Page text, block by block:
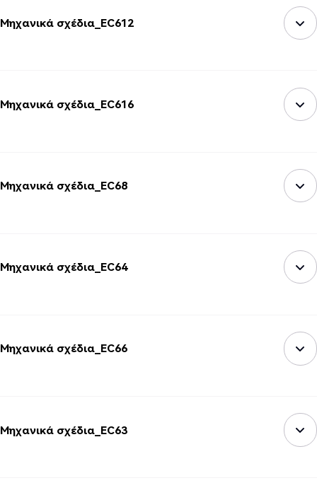
Μηχανικά σχέδια_EC612
Μηχανικά σχέδια_EC616
Μηχανικά σχέδια_EC68
Μηχανικά σχέδια_EC64
Μηχανικά σχέδια_EC66
Μηχανικά σχέδια_EC63